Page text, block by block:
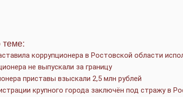
теме:
коррупционера в Ростовской области
не выпускали за границу
приставы взыскали 2,5 млн рублей
крупного города заключён под стражу в